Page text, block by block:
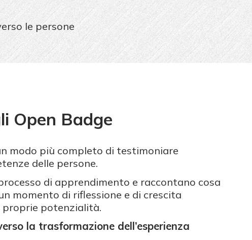
le persone
Open Badge
modo più completo di testimoniare
delle persone.
di apprendimento e raccontano cosa
momento di riflessione e di crescita
proprie potenzialità.
la trasformazione dell’esperienza